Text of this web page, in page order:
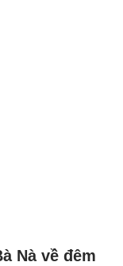
Nà về đêm